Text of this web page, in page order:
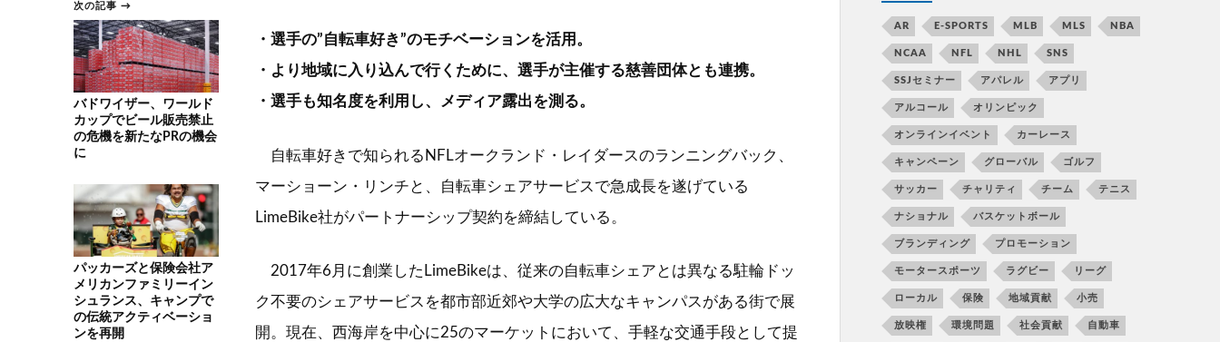
次の記事 →
バドワイザー、ワールド
カップでビール販売禁止
の危機を新たなPRの機会
に
パッカーズと保険会社ア
メリカンファミリーイン
シュランス、キャンプで
の伝統アクティベーショ
ンを再開
・選手の”自転車好き”のモチベーションを活用。
・より地域に入り込んで行くために、選手が主催する慈善団体とも連携。
・選手も知名度を利用し、メディア露出を測る。
自転車好きで知られるNFLオークランド・レイダースのランニングバック、
マーショーン・リンチと、自転車シェアサービスで急成長を遂げている
LimeBike社がパートナーシップ契約を締結している。
2017年6月に創業したLimeBikeは、従来の自転車シェアとは異なる駐輪ドッ
ク不要のシェアサービスを都市部近郊や大学の広大なキャンパスがある街で展
開。現在、西海岸を中心に25のマーケットにおいて、手軽な交通手段として提
AR E-SPORTS MLB MLS NBA
NCAA NFL NHL SNS
SSJセミナー アパレル アプリ
アルコール オリンピック
オンラインイベント カーレース
キャンペーン グローバル ゴルフ
サッカー チャリティ チーム テニス
ナショナル バスケットボール
ブランディング プロモーション
モータースポーツ ラグビー リーグ
ローカル 保険 地域貢献 小売
放映権 環境問題 社会貢献 自動車